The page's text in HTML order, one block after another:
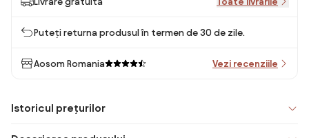
Puteți returna produsul în termen de 30 de zile.
Aosom Romania Vezi recenziile
Istoricul prețurilor